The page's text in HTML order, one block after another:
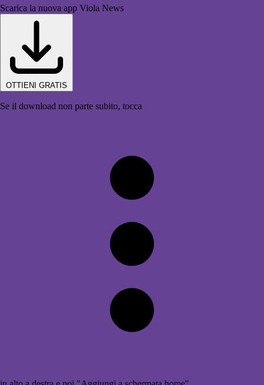
Scarica la nuova app Viola News
OTTIENI GRATIS
Se il download non parte subito, tocca